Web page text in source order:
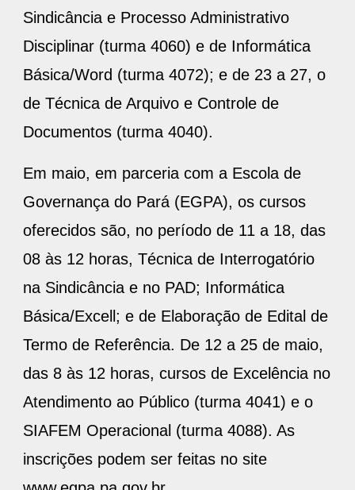
Sindicância e Processo Administrativo
Disciplinar (turma 4060) e de Informática
Básica/Word (turma 4072); e de 23 a 27, o
de Técnica de Arquivo e Controle de
Documentos (turma 4040).
Em maio, em parceria com a Escola de
Governança do Pará (EGPA), os cursos
oferecidos são, no período de 11 a 18, das
08 às 12 horas, Técnica de Interrogatório
na Sindicância e no PAD; Informática
Básica/Excell; e de Elaboração de Edital de
Termo de Referência. De 12 a 25 de maio,
das 8 às 12 horas, cursos de Excelência no
Atendimento ao Público (turma 4041) e o
SIAFEM Operacional (turma 4088). As
inscrições podem ser feitas no site